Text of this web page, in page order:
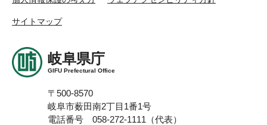
サイトマップ
岐阜県庁
GIFU Prefectural Office
〒500-8570
岐阜市薮田南2丁目1番1号
電話番号 058-272-1111（代表）